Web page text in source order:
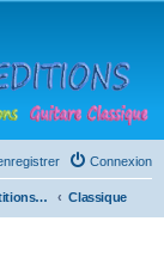
Connexion
Partitions classées par compositeur Classique